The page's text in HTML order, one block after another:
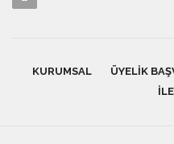
KURUMSAL ÜYELIK